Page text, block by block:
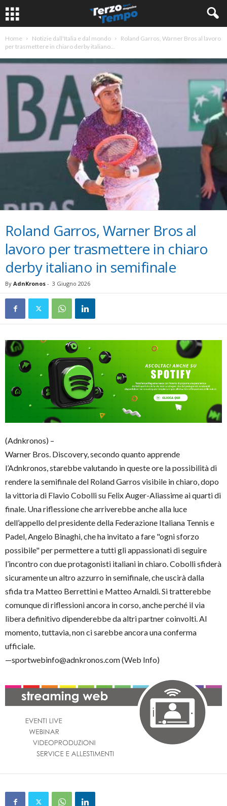
Home Notizie dall'Italia e dal mondo
Roland Garros, Warner Bros al lavoro
per trasmettere in chiaro derby italiano...
Roland Garros, Warner Bros al
lavoro per trasmettere in chiaro
derby italiano in semifinale
By AdnKronos - 3 Giugno 2026
(Adnkronos) –
Warner Bros. Discovery, secondo quanto apprende
l’Adnkronos, starebbe valutando in queste ore la possibilità di
rendere la semifinale del Roland Garros visibile in chiaro, dopo
la vittoria di Flavio Cobolli su Felix Auger-Aliassime ai quarti di
finale. Una riflessione che arriverebbe anche alla luce
dell’appello del presidente della Federazione Italiana Tennis e
Padel, Angelo Binaghi, che ha invitato a fare "ogni sforzo
possibile" per permettere a tutti gli appassionati di seguire
l’incontro con due protagonisti italiani in chiaro. Cobolli sfiderà
sicuramente un altro azzurro in semifinale, che uscirà dalla
sfida tra Matteo Berrettini e Matteo Arnaldi. Si tratterebbe
comunque di riflessioni ancora in corso, anche perché il via
libera definitivo dipenderebbe da altri partner coinvolti. Al
momento, tuttavia, non ci sarebbe ancora una conferma
ufficiale.
—sportwebinfo@adnkronos.com (Web Info)